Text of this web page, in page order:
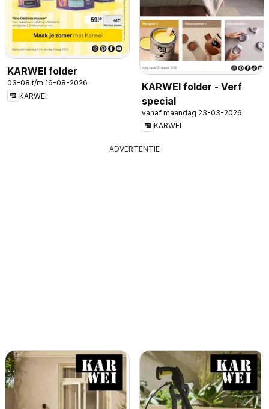
KARWEI folder
03-08 t/m 16-08-2026
KARWEI
KARWEI folder - Verf
special
vanaf maandag 23-03-2026
KARWEI
ADVERTENTIE